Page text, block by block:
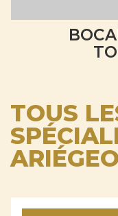
TOUS